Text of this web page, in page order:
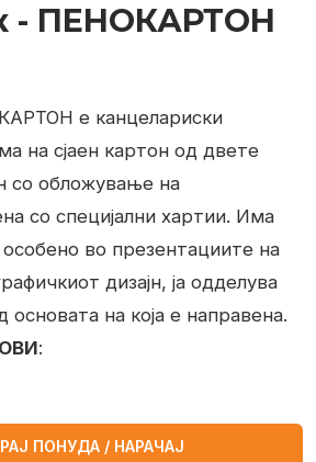
- ПЕНОКАРТОН
е канцелариски
на сјаен картон од двете
со обложување на
со специјални хартии. Има
особено во презентациите на
дизајн, ја одделува
основата на која е направена.
:
ПОНУДА / НАРАЧАЈ